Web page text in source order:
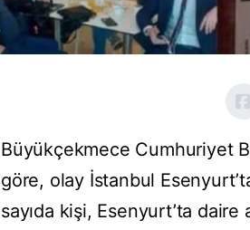
Büyükçekmece Cumhuriyet
göre, olay İstanbul
sayıda kişi, Esenyurt’ta